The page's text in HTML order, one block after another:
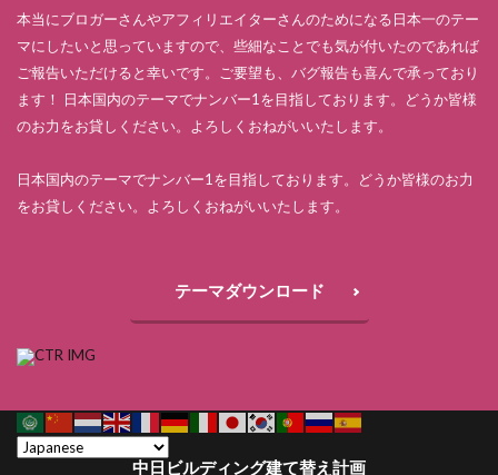
本当にブロガーさんやアフィリエイターさんのためになる日本一のテー
マにしたいと思っていますので、些細なことでも気が付いたのであれば
ご報告いただけると幸いです。ご要望も、バグ報告も喜んで承っており
ます！ 日本国内のテーマでナンバー1を目指しております。どうか皆様
のお力をお貸しください。よろしくおねがいいたします。
日本国内のテーマでナンバー1を目指しております。どうか皆様のお力
をお貸しください。よろしくおねがいいたします。
テーマダウンロード
中日ビルディング建て替え計画